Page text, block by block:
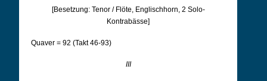
[Besetzung: Tenor / Flöte, Englischhorn, 2 Solo-
Kontrabässe]
Quaver = 92 (Takt 46-93)
III